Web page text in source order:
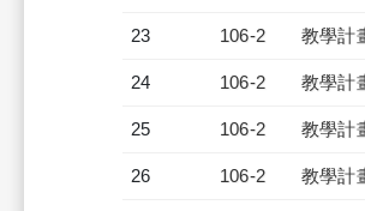
23 106-2 教學計
24 106-2 教學計
25 106-2 教學計
26 106-2 教學計